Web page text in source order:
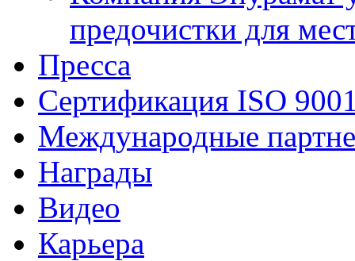
предочистки для
Пресса
Сертификация ISO
Международные
Награды
Видео
Карьера